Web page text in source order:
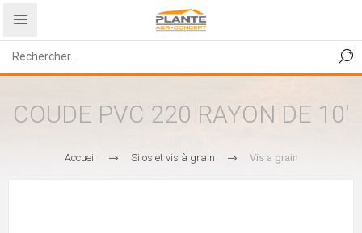
COUDE PVC 220 RAYON DE 10'
Accueil Silos et vis à grain Vis a grain